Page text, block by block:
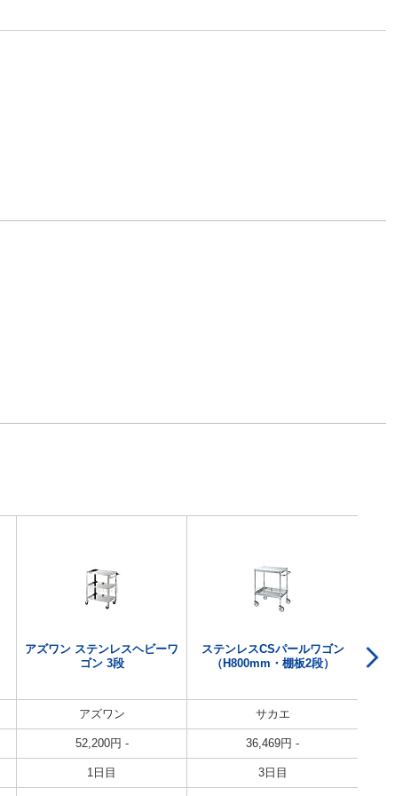
アズワン ステンレスヘビーワ
ゴン 3段
ステンレスCSパールワゴン
（H800mm・棚板2段）
アズワン サカエ
52,200円 - 36,469円 -
1日目 3日目